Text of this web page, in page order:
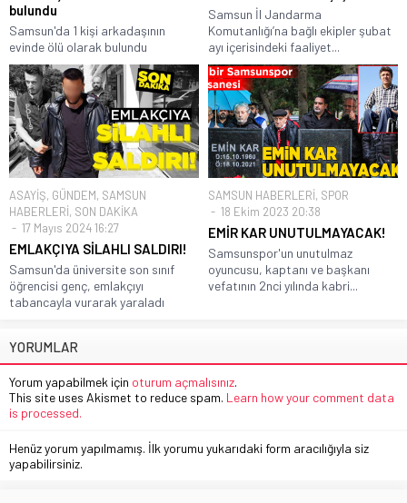
bulundu
Samsun'da 1 kişi arkadaşının
evinde ölü olarak bulundu
Samsun İl Jandarma
Komutanlığı’na bağlı ekipler şubat
ayı içerisindeki faaliyet...
ASAYİŞ, GÜNDEM, SAMSUN
HABERLERİ, SON DAKİKA
17 Mayıs 2024 16:27
EMLAKÇIYA SİLAHLI SALDIRI!
Samsun'da üniversite son sınıf
öğrencisi genç, emlakçıyı
tabancayla vurarak yaraladı
SAMSUN HABERLERİ, SPOR
18 Ekim 2023 20:38
EMİR KAR UNUTULMAYACAK!
Samsunspor'un unutulmaz
oyuncusu, kaptanı ve başkanı
vefatının 2nci yılında kabri...
YORUMLAR
Yorum yapabilmek için oturum açmalısınız.
This site uses Akismet to reduce spam. Learn how your comment data
is processed.
Henüz yorum yapılmamış. İlk yorumu yukarıdaki form aracılığıyla siz
yapabilirsiniz.